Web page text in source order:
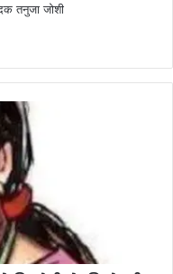
तनुजा जोशी